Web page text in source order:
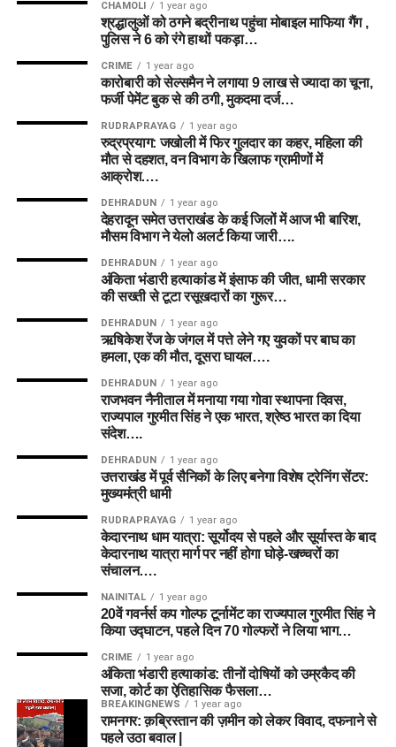
CHAMOLI 1 year ago
श्रद्धालुओं को ठगने बद्रीनाथ पहुंचा मोबाइल माफिया गैंग ,
पुलिस ने 6 को रंगे हाथों पकड़ा…
CRIME 1 year ago
कारोबारी को सेल्समैन ने लगाया 9 लाख से ज्यादा का चूना,
फर्जी पेमेंट बुक से की ठगी, मुकदमा दर्ज…
RUDRAPRAYAG 1 year ago
रुद्रप्रयाग: जखोली में फिर गुलदार का कहर, महिला की
मौत से दहशत, वन विभाग के खिलाफ ग्रामीणों में
आक्रोश….
DEHRADUN 1 year ago
देहरादून समेत उत्तराखंड के कई जिलों में आज भी बारिश,
मौसम विभाग ने येलो अलर्ट किया जारी….
DEHRADUN 1 year ago
अंकिता भंडारी हत्याकांड में इंसाफ की जीत, धामी सरकार
की सख्ती से टूटा रसूखदारों का गुरूर…
DEHRADUN 1 year ago
ऋषिकेश रेंज के जंगल में पत्ते लेने गए युवकों पर बाघ का
हमला, एक की मौत, दूसरा घायल….
DEHRADUN 1 year ago
राजभवन नैनीताल में मनाया गया गोवा स्थापना दिवस,
राज्यपाल गुरमीत सिंह ने एक भारत, श्रेष्ठ भारत का दिया
संदेश….
DEHRADUN 1 year ago
उत्तराखंड में पूर्व सैनिकों के लिए बनेगा विशेष ट्रेनिंग सेंटर:
मुख्यमंत्री धामी
RUDRAPRAYAG 1 year ago
केदारनाथ धाम यात्रा: सूर्योदय से पहले और सूर्यास्त के बाद
केदारनाथ यात्रा मार्ग पर नहीं होगा घोड़े-खच्चरों का
संचालन….
NAINITAL 1 year ago
20वें गवर्नर्स कप गोल्फ टूर्नामेंट का राज्यपाल गुरमीत सिंह ने
किया उद्घाटन, पहले दिन 70 गोल्फरों ने लिया भाग…
CRIME 1 year ago
अंकिता भंडारी हत्याकांड: तीनों दोषियों को उम्रकैद की
सजा, कोर्ट का ऐतिहासिक फैसला…
BREAKINGNEWS 1 year ago
रामनगर: क़ब्रिस्तान की ज़मीन को लेकर विवाद, दफनाने से
पहले उठा बवाल |